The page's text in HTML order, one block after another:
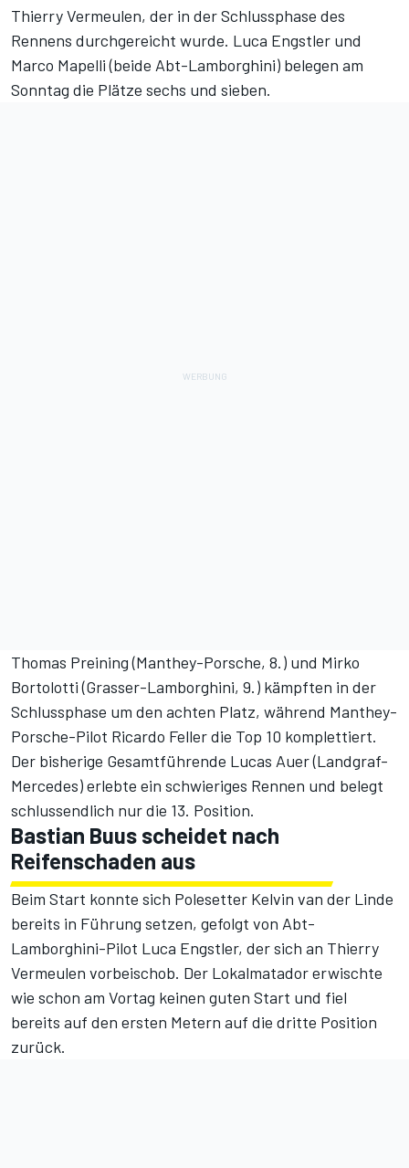
Thierry Vermeulen, der in der Schlussphase des
Rennens durchgereicht wurde. Luca Engstler und
Marco Mapelli (beide Abt-Lamborghini) belegen am
Sonntag die Plätze sechs und sieben.
Thomas Preining (Manthey-Porsche, 8.) und Mirko
Bortolotti (Grasser-Lamborghini, 9.) kämpften in der
Schlussphase um den achten Platz, während Manthey-
Porsche-Pilot Ricardo Feller die Top 10 komplettiert.
Der bisherige Gesamtführende Lucas Auer (Landgraf-
Mercedes) erlebte ein schwieriges Rennen und belegt
schlussendlich nur die 13. Position.
Bastian Buus scheidet nach
Reifenschaden aus
Beim Start konnte sich Polesetter Kelvin van der Linde
bereits in Führung setzen, gefolgt von Abt-
Lamborghini-Pilot Luca Engstler, der sich an Thierry
Vermeulen vorbeischob. Der Lokalmatador erwischte
wie schon am Vortag keinen guten Start und fiel
bereits auf den ersten Metern auf die dritte Position
zurück.